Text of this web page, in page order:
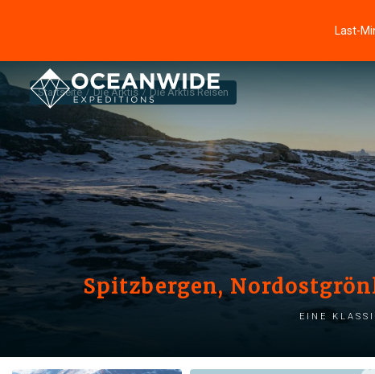
Last-
Startseite Die Arktis Die Arktis Reisen
Spitzbergen,
Eine